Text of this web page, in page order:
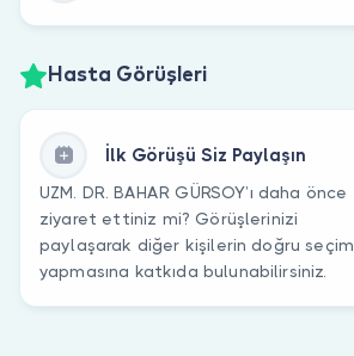
Hasta Görüşleri
İlk Görüşü Siz Paylaşın
UZM. DR. BAHAR GÜRSOY’ı daha önce
ziyaret ettiniz mi? Görüşlerinizi
paylaşarak diğer kişilerin doğru seçim
yapmasına katkıda bulunabilirsiniz.